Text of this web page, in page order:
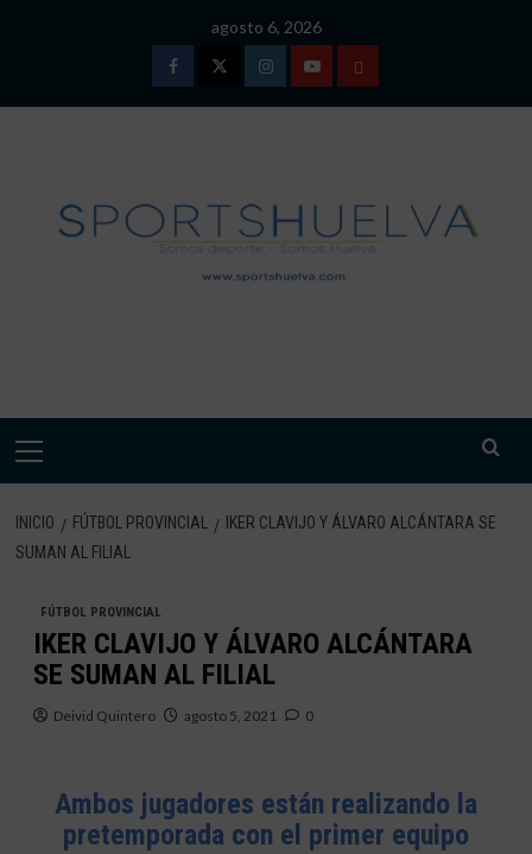
agosto 6, 2026
FacebookTwitterInstagramYoutubeTÉRMINOS
DE
USO
Menú
INICIO FÚTBOL PROVINCIAL
IKER CLAVIJO Y ÁLVARO ALCÁNTARA SE
SUMAN AL FILIAL
FÚTBOL PROVINCIAL
IKER CLAVIJO Y ÁLVARO ALCÁNTARA
SE SUMAN AL FILIAL
Deivid Quintero agosto 5, 2021 0
Ambos jugadores están realizando la
pretemporada con el primer equipo